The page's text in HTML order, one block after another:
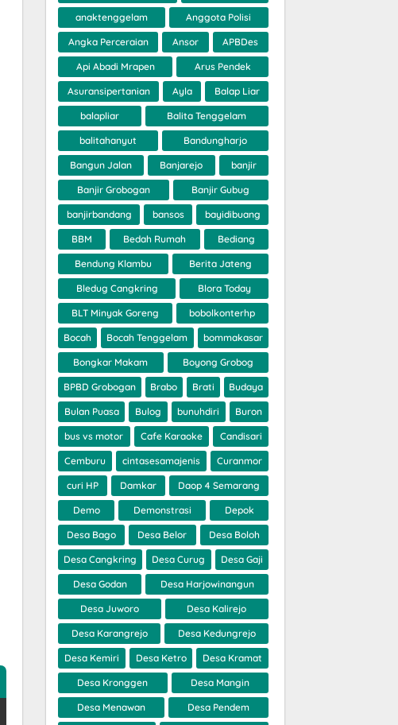
anaktenggelam Anggota Polisi
Angka Perceraian Ansor APBDes
Api Abadi Mrapen Arus Pendek
Asuransipertanian Ayla Balap Liar
balapliar Balita Tenggelam
balitahanyut Bandungharjo
Bangun Jalan Banjarejo banjir
Banjir Grobogan Banjir Gubug
banjirbandang bansos bayidibuang
BBM Bedah Rumah Bediang
Bendung Klambu Berita Jateng
Bledug Cangkring Blora Today
BLT Minyak Goreng bobolkonterhp
Bocah Bocah Tenggelam bommakasar
Bongkar Makam Boyong Grobog
BPBD Grobogan Brabo Brati Budaya
Bulan Puasa Bulog bunuhdiri Buron
bus vs motor Cafe Karaoke Candisari
Cemburu cintasesamajenis Curanmor
curi HP Damkar Daop 4 Semarang
Demo Demonstrasi Depok
Desa Bago Desa Belor Desa Boloh
Desa Cangkring Desa Curug Desa Gaji
Desa Godan Desa Harjowinangun
Desa Juworo Desa Kalirejo
Desa Karangrejo Desa Kedungrejo
Desa Kemiri Desa Ketro Desa Kramat
Desa Kronggen Desa Mangin
Desa Menawan Desa Pendem